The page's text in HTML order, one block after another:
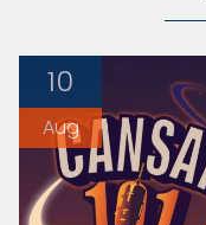
10
Aug